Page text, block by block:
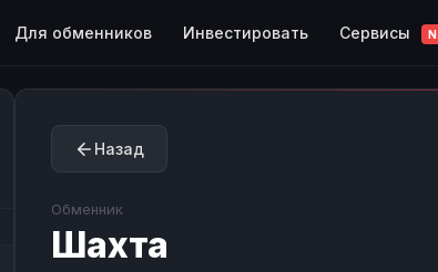
Для обменников Инвестировать Сервисы
Назад
Обменник
Шахта